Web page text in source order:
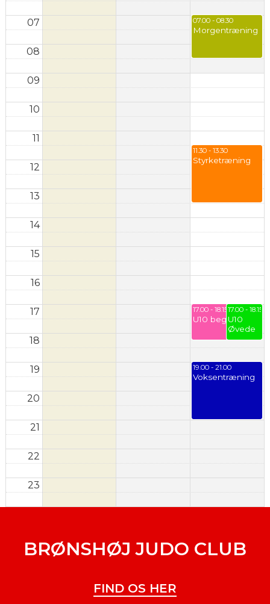
07
08
09
10
11
12
13
14
15
16
17
18
19
20
21
22
23
17.00 - 18.15
U10 begynder
17.00 - 18.15
U10
Øvede
07.00 - 08.30
Morgentræning
11.30 - 13.30
Styrketræning
19.00 - 21.00
Voksentræning
BRØNSHØJ JUDO CLUB
FIND OS HER